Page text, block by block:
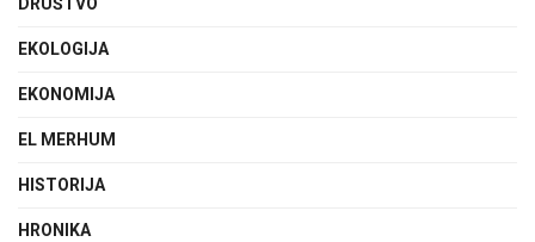
EKOLOGIJA
EKONOMIJA
EL MERHUM
HISTORIJA
HRONIKA